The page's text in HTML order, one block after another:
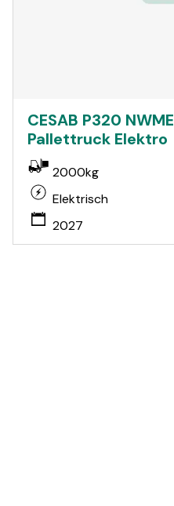
CESAB P320
Pallettruck Elektro
2000kg
Elektrisch
2027